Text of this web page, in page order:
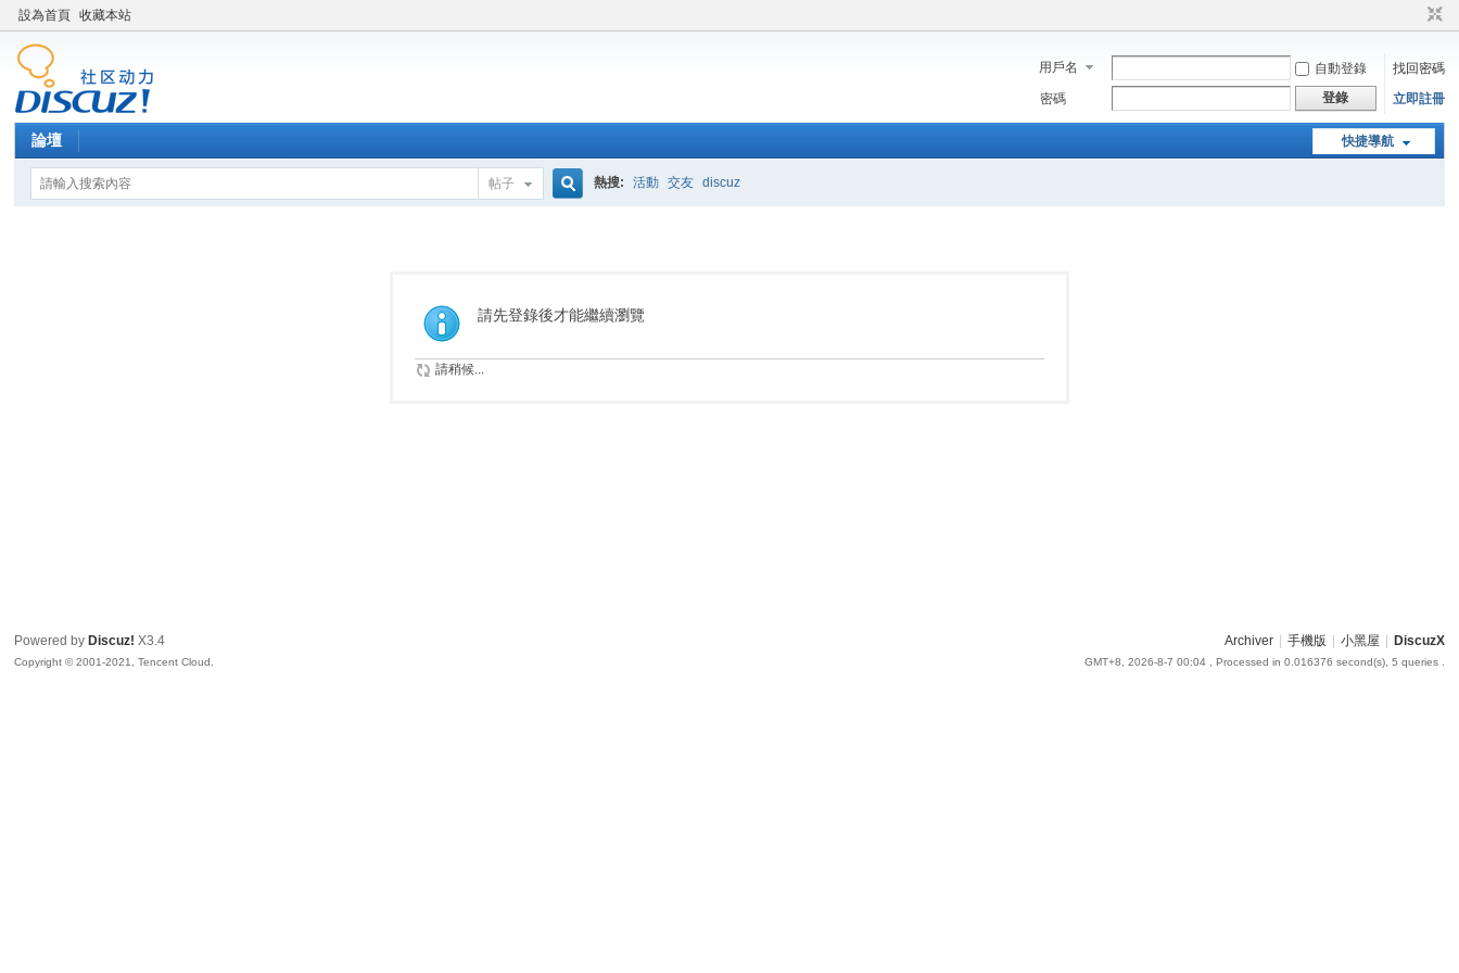
設為首頁 收藏本站
用戶名 自動登錄
找回密碼
密碼
登錄 立即註冊
快捷導航
論壇
帖子
索
熱搜: 活動 交友 discuz
請先登錄後才能繼續瀏覽
請稍候...
Archiver 手機版 小黑屋 DiscuzX
GMT+8, 2026-8-7 00:04, Processed in 0.016376 second(s), 5 queries .
Powered by Discuz! X3.4
Copyright © 2001-2021, Tencent Cloud.